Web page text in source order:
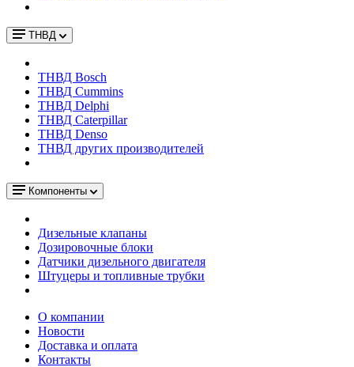
ТНВД
ТНВД Bosch
ТНВД Cummins
ТНВД Delphi
ТНВД Caterpillar
ТНВД Denso
ТНВД других производителей
Компоненты
Дизельные клапаны
Дозировочные блоки
Датчики дизельного двигателя
Штуцеры и топливные трубки
О компании
Новости
Доставка и оплата
Контакты